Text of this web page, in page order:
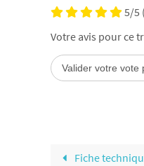
5/5
Votre avis pour ce
Fiche